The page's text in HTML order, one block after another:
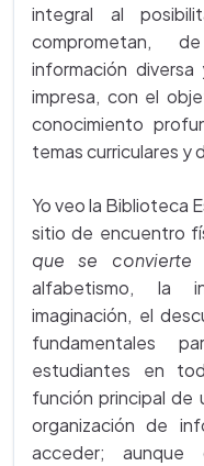
integral al
comprometan,
información
impresa, con el
conocimiento
temas curriculares y
Yo veo la Biblioteca
sitio de encuentro
que se convierte
alfabetismo, la
imaginación, el
fundamentales
estudiantes en
función principal de
organización de
acceder; aunque